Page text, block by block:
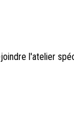
l'atelier